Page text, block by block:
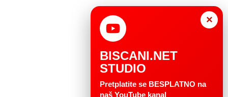
×
BISCANI.NET
STUDIO
Pretplatite se BESPLATNO na
naš YouTube kanal